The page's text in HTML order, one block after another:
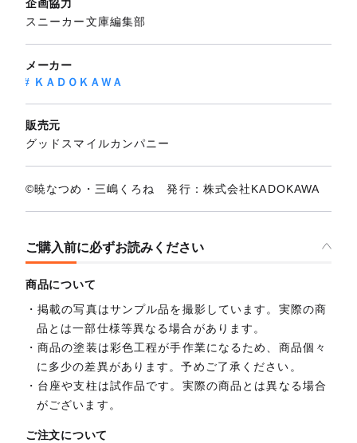
企画協力
スニーカー文庫編集部
メーカー
ＫＡＤＯＫＡＷＡ
販売元
グッドスマイルカンパニー
©暁なつめ・三嶋くろね 発行：株式会社KADOKAWA
ご購入前に必ずお読みください
商品について
掲載の写真はサンプル品を撮影しています。実際の商
品とは一部仕様等異なる場合があります。
商品の塗装は彩色工程が手作業になるため、商品個々
に多少の差異があります。予めご了承ください。
台座や支柱は試作品です。実際の商品とは異なる場合
がございます。
ご注文について